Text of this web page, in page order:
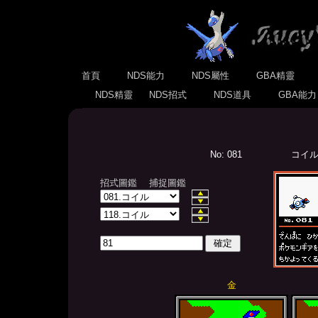
首頁 NDS能力 NDS屬性
GBA精靈
NDS精靈
NDS招式 NDS道具 GBA能
No: 081 コイ
招式圖鑑 捕捉圖鑑
金